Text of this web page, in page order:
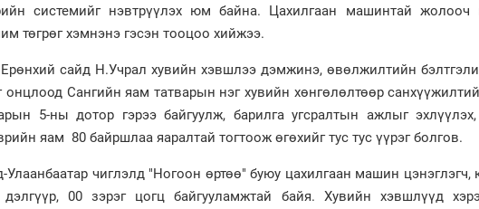
системийг нэвтрүүлэх юм байна. Цахилгаан машинтай
төгрөг хэмнэнэ гэсэн тооцоо хийжээ.
сайд Н.Учрал хувийн хэвшлээ дэмжинэ, өвөлжилтийн
онцлоод Сангийн яам татварын нэг хувийн хөнгөлөлтөөр
5-ны дотор гэрээ байгуулж, барилга угсралтын ажлыг
яам 80 байршлаа яаралтай тогтоож өгөхийг тус тус үүрэг болгов.
чиглэлд "Ногоон өртөө" буюу цахилгаан машин
00 зэрэг цогц байгууламжтай байя. Хувийн хэвшлүүд